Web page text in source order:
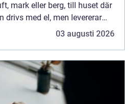
mark eller berg, till huset där
drivs med el, men levererar
än den el som används.
03 augusti 2026